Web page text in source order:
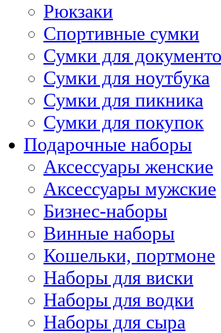
Рюкзаки
Спортивные сумки
Сумки для
Сумки для ноутбука
Сумки для пикника
Сумки для покупок
Подарочные наборы
Аксессуары женские
Аксессуары мужские
Бизнес-наборы
Винные наборы
Кошельки, портмоне
Наборы для виски
Наборы для водки
Наборы для сыра